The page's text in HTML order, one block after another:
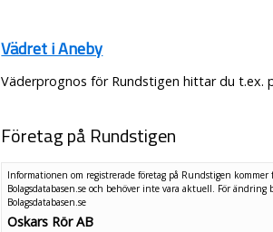
Vädret i Aneby
Väderprognos för Rundstigen hittar du t.ex.
Företag på Rundstigen
Informationen om registrerade företag på Rundstigen kommer
Bolagsdatabasen.se och behöver inte vara aktuell. För ändring
Bolagsdatabasen.se
Oskars Rör AB